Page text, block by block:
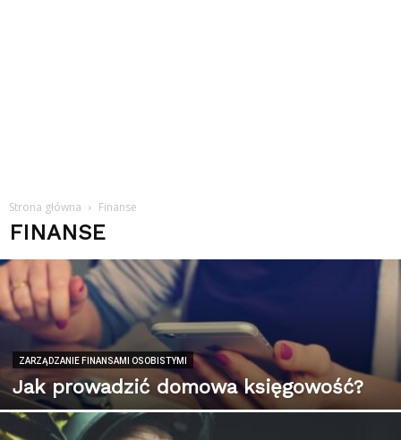
Strona główna Finanse
FINANSE
ZARZĄDZANIE FINANSAMI OSOBISTYMI
Jak prowadzić domowa księgowość?